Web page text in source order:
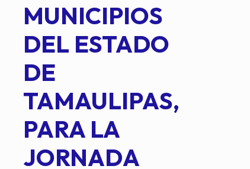
MUNICIPIOS
DEL ESTADO
DE
TAMAULIPAS,
PARA LA
JORNADA